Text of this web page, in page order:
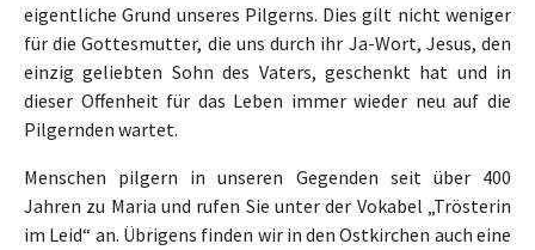
eigentliche Grund unseres Pilgerns. Dies gilt nicht weniger
für die Gottesmutter, die uns durch ihr Ja-Wort, Jesus, den
einzig geliebten Sohn des Vaters, geschenkt hat und in
dieser Offenheit für das Leben immer wieder neu auf die
Pilgernden wartet.
Menschen pilgern in unseren Gegenden seit über 400
Jahren zu Maria und rufen Sie unter der Vokabel „Trösterin
im Leid“ an. Übrigens finden wir in den Ostkirchen auch eine